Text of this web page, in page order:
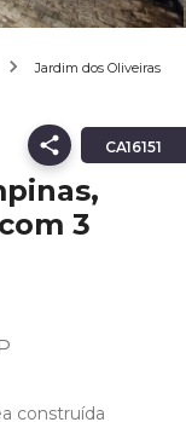
Jardim dos Oliveiras
CA16151
3
construída